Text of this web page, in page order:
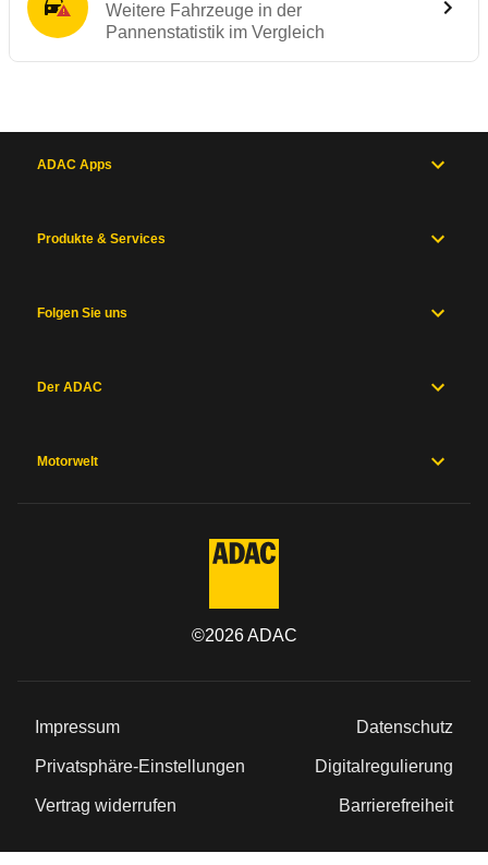
Weitere Fahrzeuge in der
Pannenstatistik im Vergleich
ADAC Apps
Produkte & Services
Folgen Sie uns
Der ADAC
Motorwelt
©2026ADAC
Impressum Datenschutz
Privatsphäre-Einstellungen Digitalregulierung
Vertrag widerrufen Barrierefreiheit